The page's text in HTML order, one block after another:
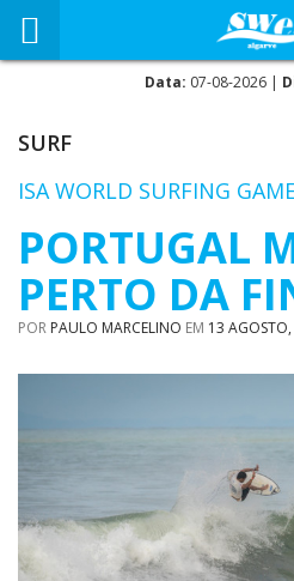
Data: 07-08-2026 |
SURF
ISA WORLD SURFING
PORTUGAL
PERTO DA
POR PAULO MARCELINO EM 13